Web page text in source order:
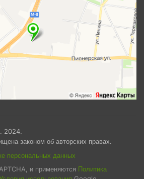
2024.
законом об авторских правах.
персональных данных
и применяются Политика